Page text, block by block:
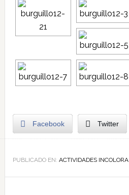
Facebook Twitter
PUBLICADO EN: ACTIVIDADES INCOLORA